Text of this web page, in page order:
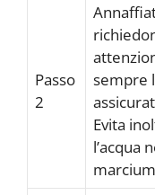
Passo
2
sempre
Evita
l’acqua